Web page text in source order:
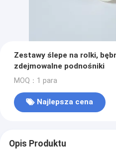
Zestawy ślepe na rolki,
zdejmowalne podnośniki
MOQ：1 para
Najlepsza cena
Opis Produktu